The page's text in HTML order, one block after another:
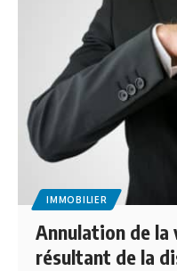
IMMOBILIER
Annulation de
résultant de la